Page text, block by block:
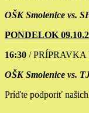
OŠK Smolenice vs.
PONDELOK
16:30 / PRÍPRAVKA
OŠK Smolenice vs.
Príďte podporiť